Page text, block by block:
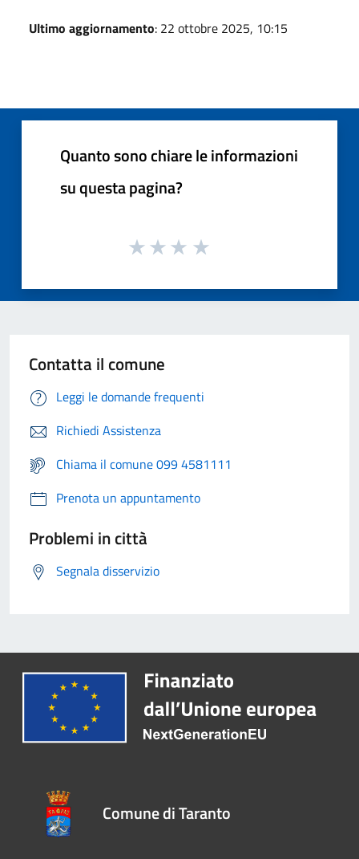
Ultimo aggiornamento: 22 ottobre 2025, 10:15
Quanto sono chiare le informazioni
su questa pagina?
Contatta il comune
Leggi le domande frequenti
Richiedi Assistenza
Chiama il comune 099 4581111
Prenota un appuntamento
Problemi in città
Segnala disservizio
Comune di Taranto